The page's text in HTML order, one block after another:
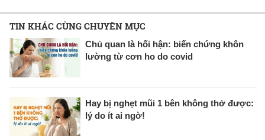
TIN KHÁC CÙNG CHUYÊN MỤC
Chủ quan là hối hận: biến chứng khôn
lường từ cơn ho do covid
Hay bị nghẹt mũi 1 bên không thở được:
lý do ít ai ngờ!